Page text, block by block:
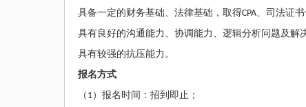
具备一定的财务基础、法律基础，取得CPA、司法证书
具有良好的沟通能力、协调能力、逻辑分析问题及解
具有较强的抗压能力。
报名方式
（ 1）报名时间：招到即止；